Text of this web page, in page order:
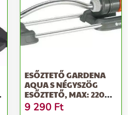
ESŐZTETŐ GARDENA
AQUA S NÉGYSZÖG
ESŐZTETŐ, MAX: 220
M2, BASIC
9 290 Ft